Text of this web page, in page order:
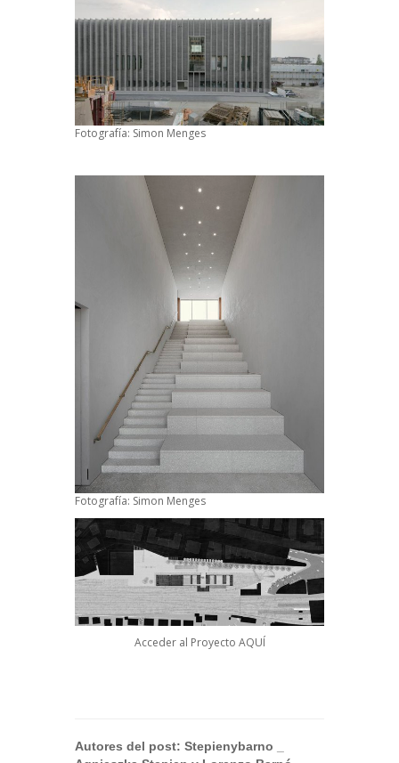
Fotografía: Simon Menges
Fotografía: Simon Menges
Acceder al Proyecto AQUÍ
Autores del post: Stepienybarno